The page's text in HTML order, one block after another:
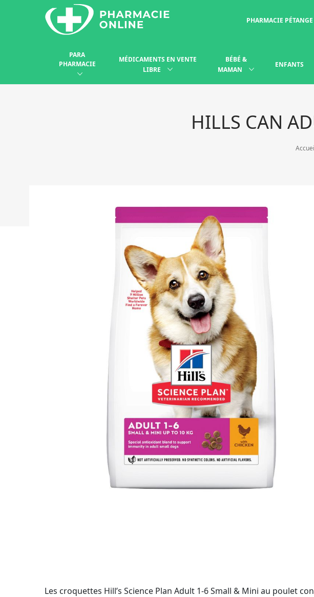
PHARMACIE PÉTANGE
PARA
PHARMACIE
MÉDICAMENTS EN VENTE
LIBRE
BÉBÉ &
MAMAN
ENFANTS
HILLS CAN
Les croquettes Hill’s Science Plan Adult 1-6 Small & Mini au poulet